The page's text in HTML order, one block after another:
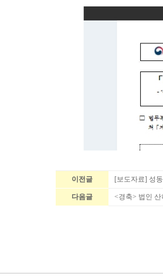
이전글 [보도자료] 성
다음글 <경축> 법인